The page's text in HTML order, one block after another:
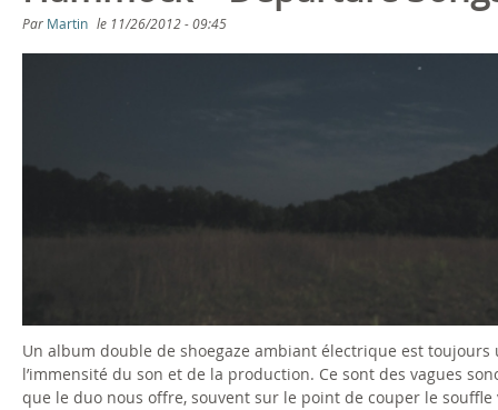
Par Martin le 11/26/2012 - 09:45
Un album double de shoegaze ambiant électrique est
l’immensité du son et de la production. Ce sont des vagues
que le duo nous offre, souvent sur le point de couper le souffle